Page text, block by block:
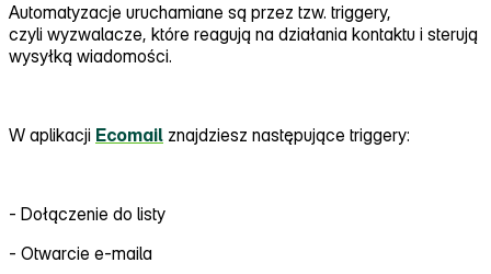
Automatyzacje uruchamiane są przez tzw. triggery,
czyli wyzwalacze, które reagują na działania kontaktu i sterują
wysyłką wiadomości.
W aplikacji Ecomail znajdziesz następujące triggery:
‑ Dołączenie do listy
‑ Otwarcie e‑maila